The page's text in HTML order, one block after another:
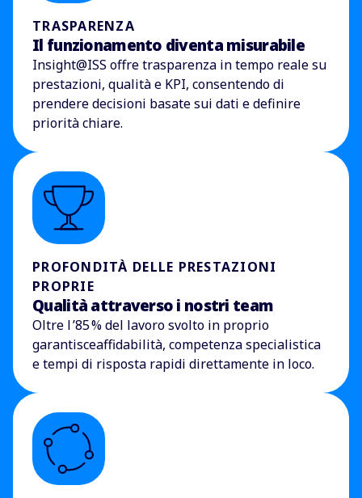
TRASPARENZA
Il funzionamento diventa misurabile
Insight@ISS offre trasparenza in tempo reale su
prestazioni, qualità e KPI, consentendo di
prendere decisioni basate sui dati e definire
priorità chiare.
PROFONDITÀ DELLE PRESTAZIONI
PROPRIE
Qualità attraverso i nostri team
Oltre l ’85% del lavoro svolto in proprio
garantisceaffidabilità, competenza specialistica
e tempi di risposta rapidi direttamente in loco.